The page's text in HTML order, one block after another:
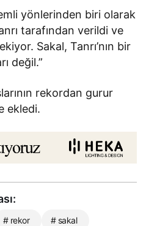
yönlerinden biri olarak
tarafından verildi ve
Sakal, Tanrı’nın bir
değil.”
rekordan gurur
ekledi.
# rekor # sakal